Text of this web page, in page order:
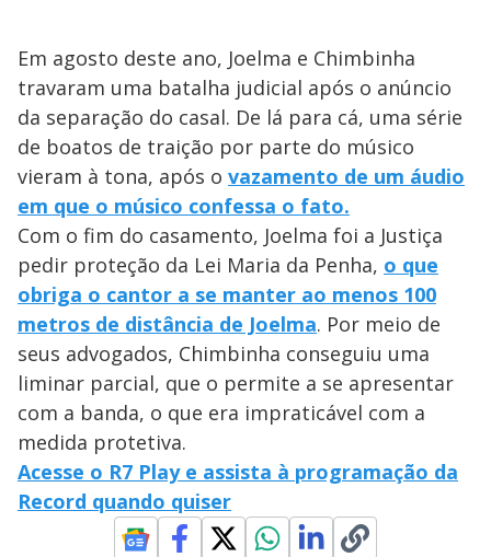
Em agosto deste ano, Joelma e Chimbinha
travaram uma batalha judicial após o anúncio
da separação do casal. De lá para cá, uma série
de boatos de traição por parte do músico
vieram à tona, após o vazamento de um áudio
em que o músico confessa o fato.
Com o fim do casamento, Joelma foi a Justiça
pedir proteção da Lei Maria da Penha, o que
obriga o cantor a se manter ao menos 100
metros de distância de Joelma. Por meio de
seus advogados, Chimbinha conseguiu uma
liminar parcial, que o permite a se apresentar
com a banda, o que era impraticável com a
medida protetiva.
Acesse o R7 Play e assista à programação da
Record quando quiser